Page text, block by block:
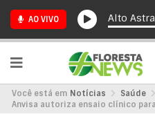
AO VIVO Alto
Você está em Notícias
Saúde
Anvisa autoriza ensaio clínico